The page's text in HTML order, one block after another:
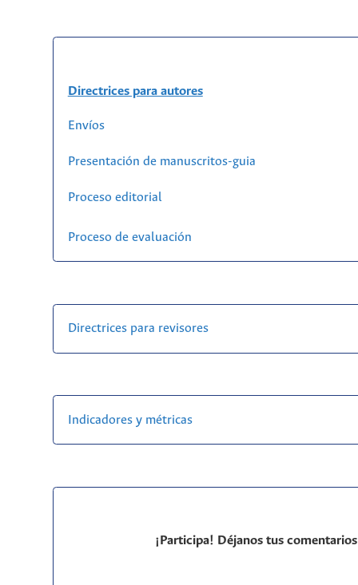
Directrices para autores
Envíos
Presentación de manuscritos-guia
Proceso editorial
Proceso de evaluación
Directrices para revisores
Indicadores y métricas
¡Participa! Déjanos tus comentarios